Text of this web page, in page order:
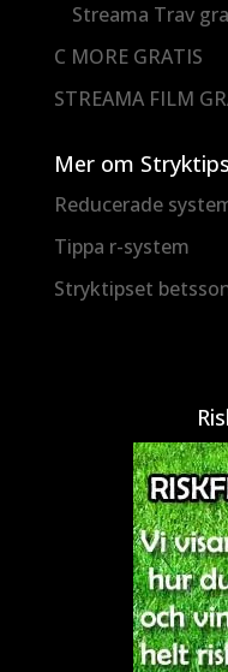
Streama Trav
C MORE GRATIS
STREAMA FILM
Mer om
Reducerade
Tippa r-system
Stryktipset